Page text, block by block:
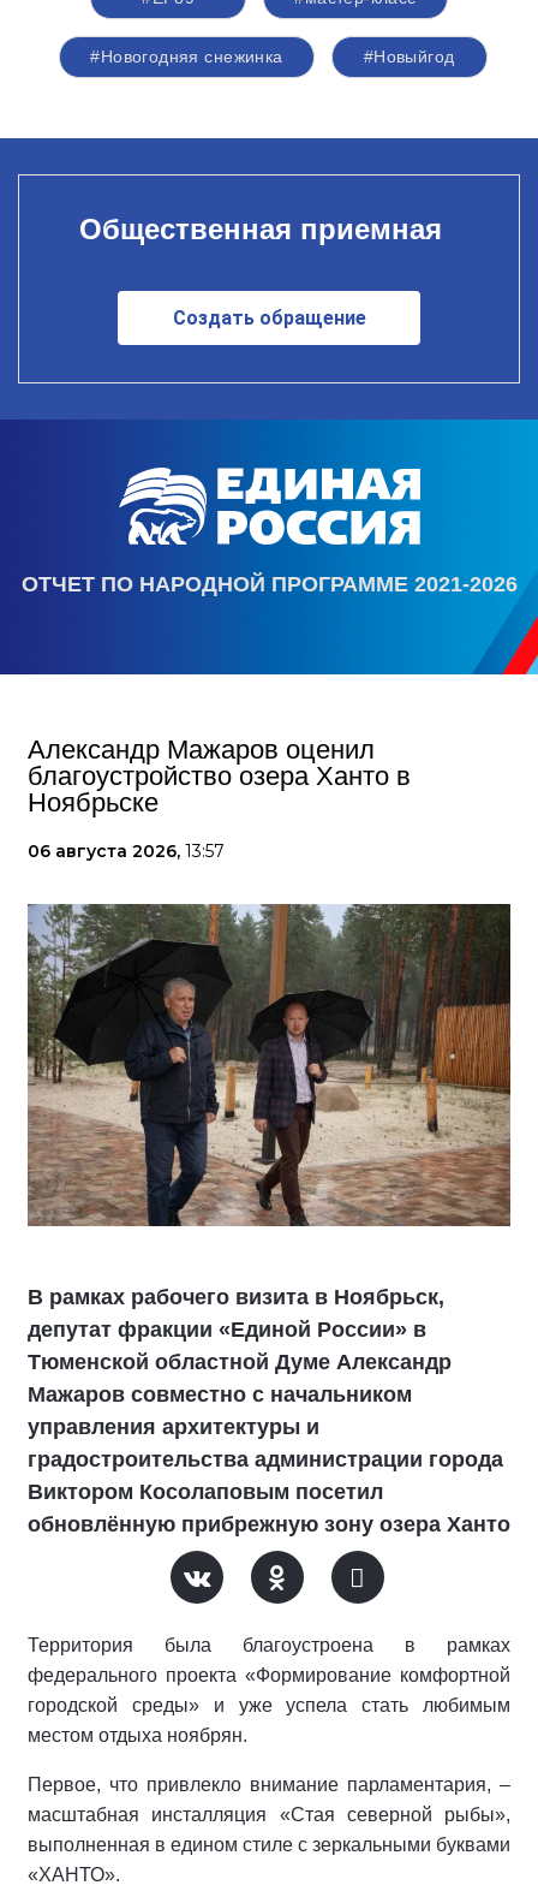
#Новогодняя снежинка #Новыйгод
Общественная приемная
Создать обращение
ОТЧЕТ ПО НАРОДНОЙ ПРОГРАММЕ 2021-2026
Александр Мажаров оценил
благоустройство озера Ханто в
Ноябрьске
06 августа 2026, 13:57
В рамках рабочего визита в Ноябрьск,
депутат фракции «Единой России» в
Тюменской областной Думе Александр
Мажаров совместно с начальником
управления архитектуры и
градостроительства администрации города
Виктором Косолаповым посетил
обновлённую прибрежную зону озера Ханто
Территория была благоустроена в рамках
федерального проекта «Формирование комфортной
городской среды» и уже успела стать любимым
местом отдыха ноябрян.
Первое, что привлекло внимание парламентария, –
масштабная инсталляция «Стая северной рыбы»,
выполненная в едином стиле с зеркальными буквами
«ХАНТО».